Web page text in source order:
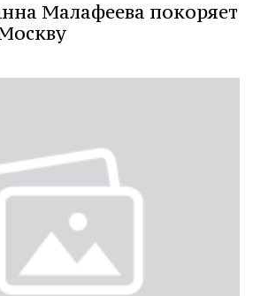
Малафеева покоряет